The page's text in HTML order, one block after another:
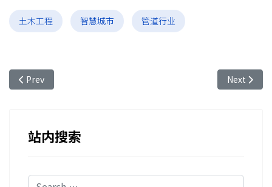
土木工程 智慧城市 管道行业
Previous article: 光纤光栅传感技术在智慧城市行业中对于水资源
Prev Next
Next
站内搜索
Search